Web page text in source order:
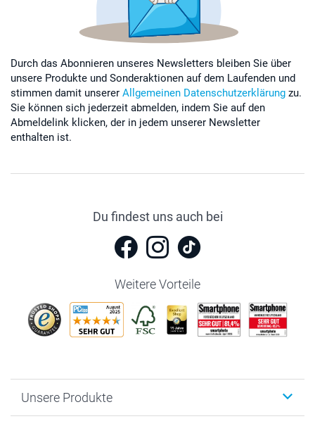
Durch das Abonnieren unseres Newsletters bleiben Sie über
unsere Produkte und Sonderaktionen auf dem Laufenden und
stimmen damit unserer Allgemeinen Datenschutzerklärung zu.
Sie können sich jederzeit abmelden, indem Sie auf den
Abmeldelink klicken, der in jedem unserer Newsletter
enthalten ist.
Du findest uns auch bei
Weitere Vorteile
Unsere Produkte